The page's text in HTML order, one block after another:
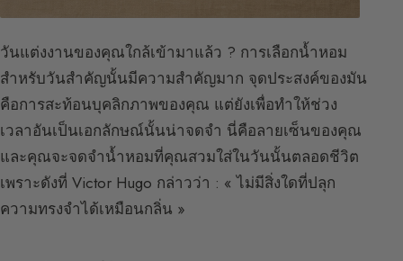
วันแต่งงานของคุณใกล้เข้ามาแล้ว ? การเลือกน้ำหอม
สำหรับวันสำคัญนั้นมีความสำคัญมาก จุดประสงค์ของมัน
คือการสะท้อนบุคลิกภาพของคุณ แต่ยังเพื่อทำให้ช่วง
เวลาอันเป็นเอกลักษณ์นั้นน่าจดจำ นี่คือลายเซ็นของคุณ
และคุณจะจดจำน้ำหอมที่คุณสวมใส่ในวันนั้นตลอดชีวิต
เพราะดังที่ Victor Hugo กล่าวว่า : « ไม่มีสิ่งใดที่ปลุก
ความทรงจำได้เหมือนกลิ่น »